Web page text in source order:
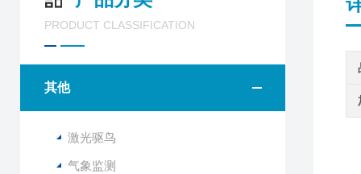
PRODUCT CLASSIFICATION
其他
激光驱鸟
气象监测